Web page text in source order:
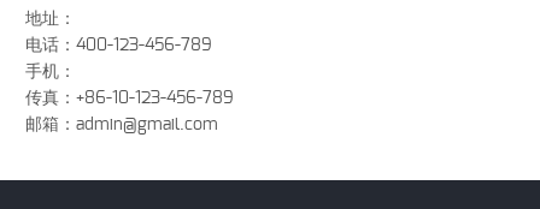
地址：
电话：400-123-456-789
手机：
传真：+86-10-123-456-789
邮箱： admin@gmail.com